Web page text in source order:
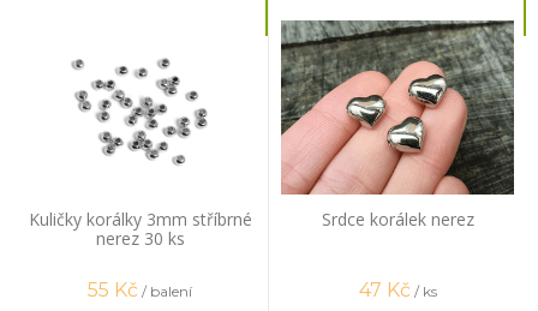
Kuličky korálky 3mm stříbrné
nerez 30 ks
55 Kč / balení
Srdce korálek nerez
47 Kč / ks